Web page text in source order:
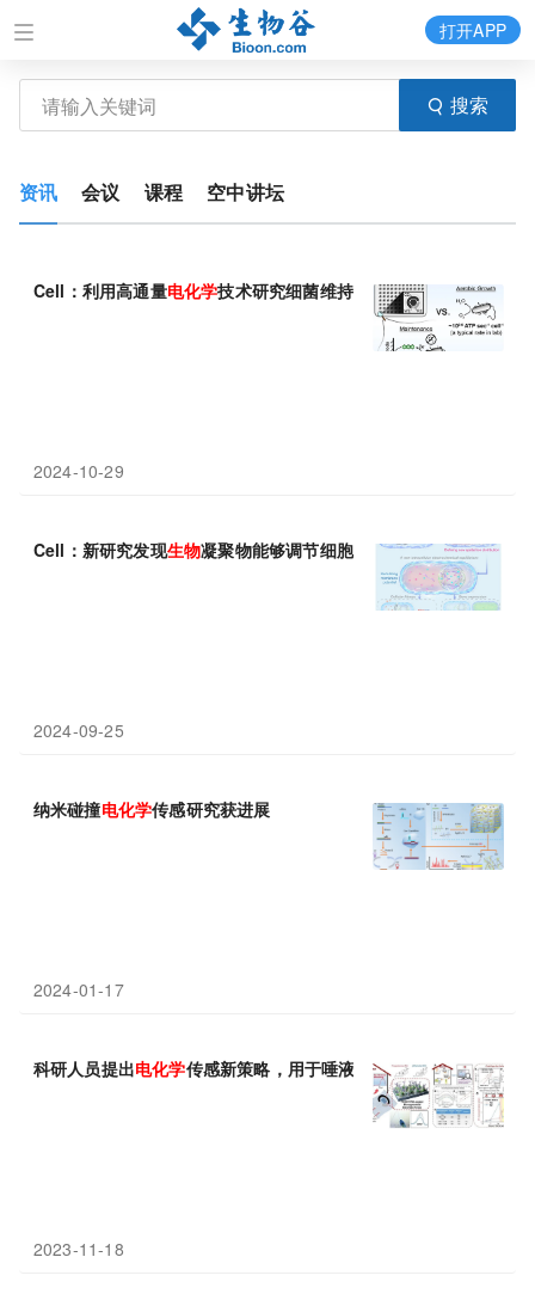
搜索
打开APP
资讯 会议 课程 空中讲坛
Cell：利用高通量电化学技术研究细菌维持低能量状态的机制
2024-10-29
Cell：新研究发现生物凝聚物能够调节细胞 电化学平衡
2024-09-25
纳米碰撞电化学传感研究获进展
2024-01-17
科研人员提出电化学传感新策略，用于唾液性激素居家监测
2023-11-18